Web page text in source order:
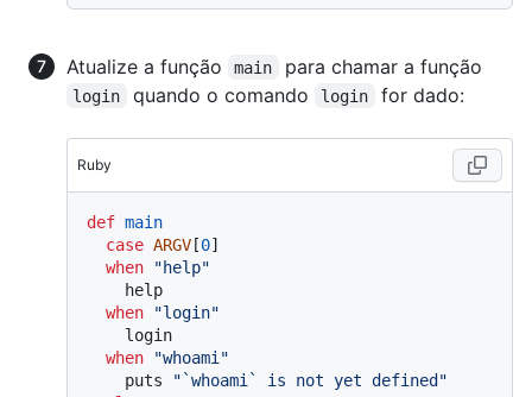
Atualize a função main para chamar a função
login quando o comando login for dado:
Ruby
def main
case ARGV [0]
when
"help"
when
"login"
when
"whoami"
    puts
"`whoami` is not yet defined"